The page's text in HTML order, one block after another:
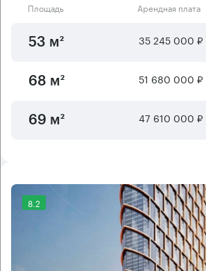
Площадь Арендная плата
53 м² 35 245 000 ₽
68 м² 51 680 000 ₽
69 м² 47 610 000 ₽
8.2